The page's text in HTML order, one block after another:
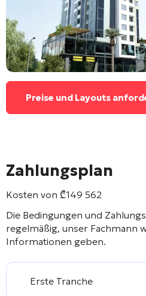
Preise und Layouts
Zahlungsplan
Kosten von ₾149 562
Die Bedingungen und
regelmäßig, unser Fachmann
Informationen geben.
Erste Tranche